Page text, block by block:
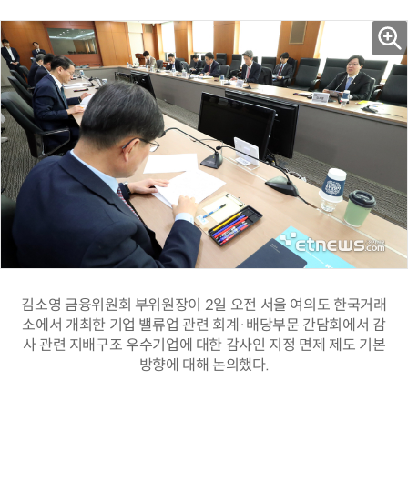
김소영 금융위원회 부위원장이 2일 오전 서울 여의도 한국거래
소에서 개최한 기업 밸류업 관련 회계·배당부문 간담회에서 감
사 관련 지배구조 우수기업에 대한 감사인 지정 면제 제도 기본
방향에 대해 논의했다.